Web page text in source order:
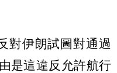
對伊朗試圖對通過
是這違反允許航行